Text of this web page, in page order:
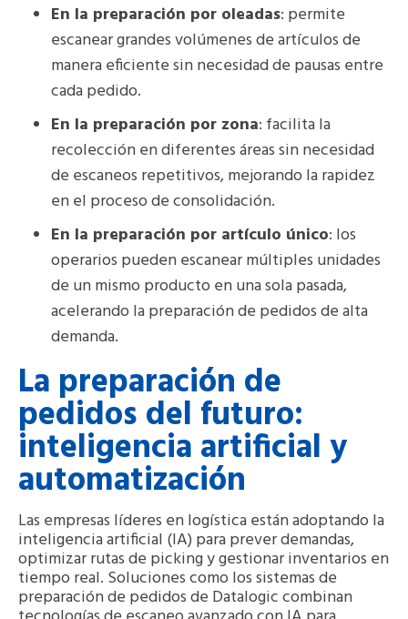
En la preparación por oleadas: permite
escanear grandes volúmenes de artículos de
manera eficiente sin necesidad de pausas entre
cada pedido.
En la preparación por zona: facilita la
recolección en diferentes áreas sin necesidad
de escaneos repetitivos, mejorando la rapidez
en el proceso de consolidación.
En la preparación por artículo único: los
operarios pueden escanear múltiples unidades
de un mismo producto en una sola pasada,
acelerando la preparación de pedidos de alta
demanda.
La preparación de
pedidos del futuro:
inteligencia artificial y
automatización
Las empresas líderes en logística están adoptando la
inteligencia artificial (IA) para prever demandas,
optimizar rutas de picking y gestionar inventarios en
tiempo real. Soluciones como los sistemas de
preparación de pedidos de Datalogic combinan